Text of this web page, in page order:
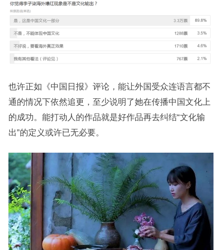
也许正如《中国日报》评论，能让外国受众连语言都不
通的情况下依然追更，至少说明了她在传播中国文化上
的成功。能打动人的作品就是好作品再去纠结“文化输
出”的定义或许已无必要。